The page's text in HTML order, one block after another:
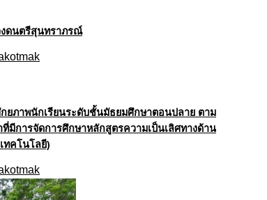
งดนตรีสุนทราภรณ์
ยภาพนักเรียนระดับชั้นมัธยมศึกษาตอนปลาย ตาม
มีการจัดการศึกษาหลักสูตรความเป็นเลิศทางด้าน
ทคโนโลยี)